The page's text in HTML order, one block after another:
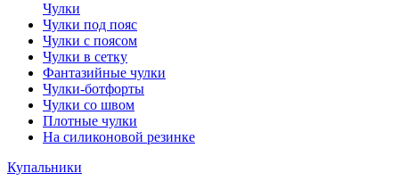
Чулки
Чулки под пояс
Чулки с поясом
Чулки в сетку
Фантазийные чулки
Чулки-ботфорты
Чулки со швом
Плотные чулки
На силиконовой резинке
Купальники